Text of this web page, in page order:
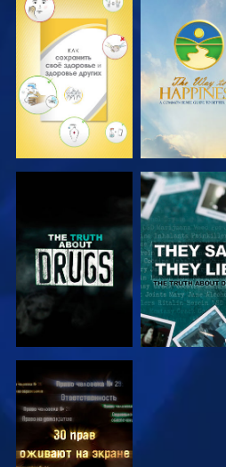
СМОТРЕТЬ СМОТРЕТЬ
СМОТРЕТЬ